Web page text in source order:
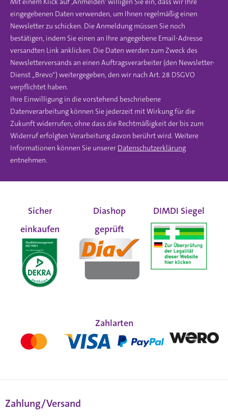
eingegebenen Daten verwenden, um Ihnen regelmäßig einen
Newsletter zu schicken. Die Anmeldung müssen Sie noch
bestätigen, indem Sie einen an Ihre angegebene Email-Adresse
versandten Link anklicken. Die Daten werden zum Zweck des
Newsletterversands an einen Auftragsverarbeiter (den Newsletter-
Dienst „Brevo“) weitergegeben, den wir nach Art. 28 DSGVO
verpflichtet haben.
Ihre Einwilligung in die vorstehend beschriebene
Datenverarbeitung können Sie jederzeit mit Wirkung für die
Zukunft widerrufen, ohne dass die Rechtmäßigkeit der bis zum
Widerruf erfolgten Verarbeitung davon berührt wird. Weitere
Informationen können Sie unserer Datenschutzerklärung
entnehmen.
Sicher
einkaufen
Diashop
geprüft
DIMDI Siegel
Zahlarten
Zahlung/Versand